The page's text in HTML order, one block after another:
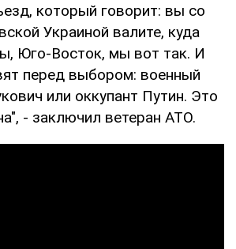
который говорит: вы со
Украиной валите, куда
Юго-Восток, мы вот так. И
перед выбором: военный
или оккупант Путин. Это
- заключил ветеран АТО.